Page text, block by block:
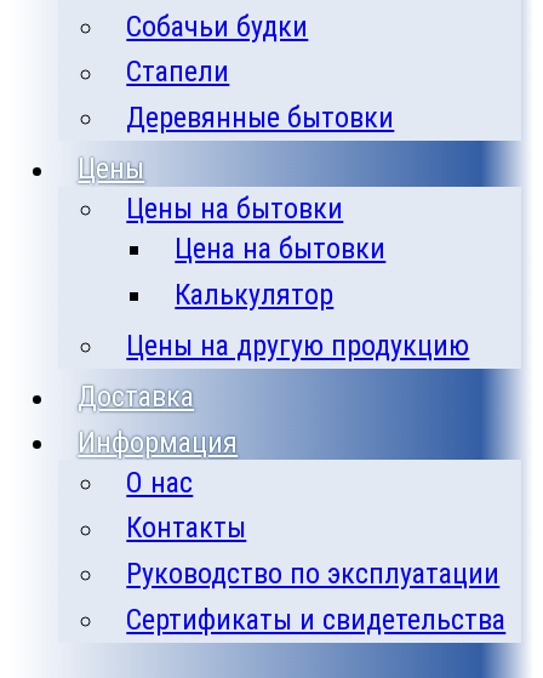
Собачьи будки
Стапели
Деревянные бытовки
Цены
Цены на бытовки
Цена на бытовки
Калькулятор
Цены на другую продукцию
Доставка
Информация
О нас
Контакты
Руководство по эксплуатации
Сертификаты и свидетельства